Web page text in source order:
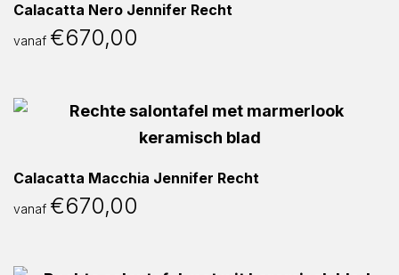
Calacatta Nero Jennifer Recht
vanaf €670,00
Calacatta Macchia Jennifer Recht
vanaf €670,00